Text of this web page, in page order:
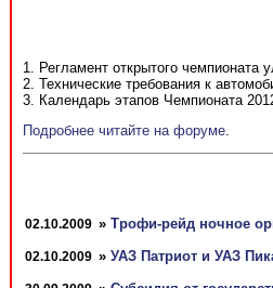
1. Регламент открытого чемпионата
2. Технические требования к
3. Календарь этапов Чемпионата
Подробнее читайте на форуме.
02.10.2009 » Трофи-рейд ночное
02.10.2009 » УАЗ Патриот и УАЗ